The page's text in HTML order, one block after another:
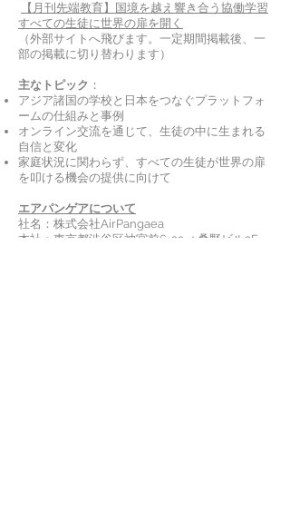
【月刊先端教育】国境を越え響き合う協働学習
すべての生徒に世界の扉を開く
（外部サイトへ飛びます。一定期間掲載後、一
部の掲載に切り替わります）
主なトピック ：
アジア諸国の学校と日本をつなぐプラットフォ
ームの仕組みと事例
オンライン交流を通じて、生徒の中に生まれる
自信と変化
家庭状況に関わらず、すべての生徒が世界の扉
を叩ける機会の提供に向けて
エアパンゲアについて
社名：株式会社AirPangaea
本社：東京都渋谷区神宮前6-23-4 桑野ビル2F